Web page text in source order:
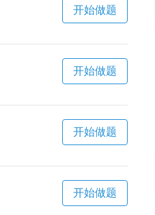
开始做题
开始做题
开始做题
开始做题